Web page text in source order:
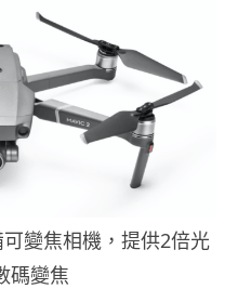
變焦相機，提供2倍光
碼變焦